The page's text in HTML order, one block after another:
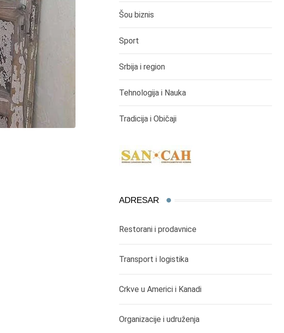
Šou biznis
Sport
Srbija i region
Tehnologija i Nauka
Tradicija i Običaji
ADRESAR
Restorani i prodavnice
Transport i logistika
Crkve u Americi i Kanadi
Organizacije i udruženja